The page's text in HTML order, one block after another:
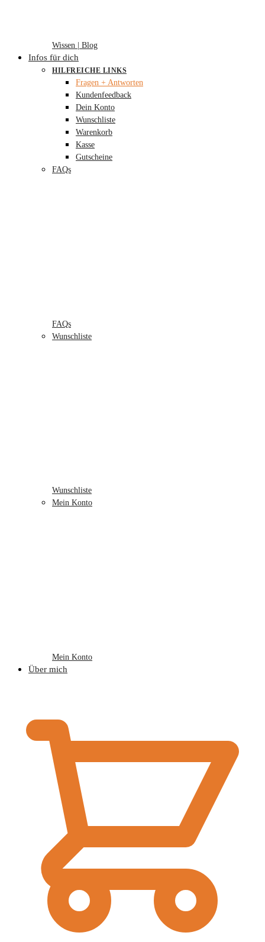
Wissen | Blog
Infos für dich
HILFREICHE LINKS
Fragen + Antworten
Kundenfeedback
Dein Konto
Wunschliste
Warenkorb
Kasse
Gutscheine
FAQs
FAQs
Wunschliste
Wunschliste
Mein Konto
Mein Konto
Über mich